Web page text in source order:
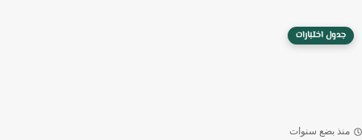
جدول اختبارات
بضع سنوات